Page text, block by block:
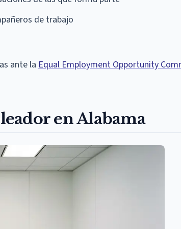
de trabajo
ante la Equal Employment Opportunity
en Alabama